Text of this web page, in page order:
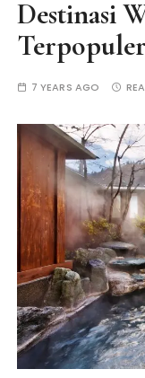
Destinasi
Terpopuler
7 YEARS AGO